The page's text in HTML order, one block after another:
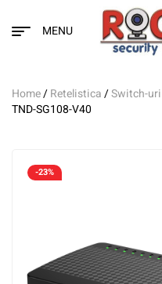
MENU
Home/Retelistica/Switch-uri
TND-SG108-V40
-23%